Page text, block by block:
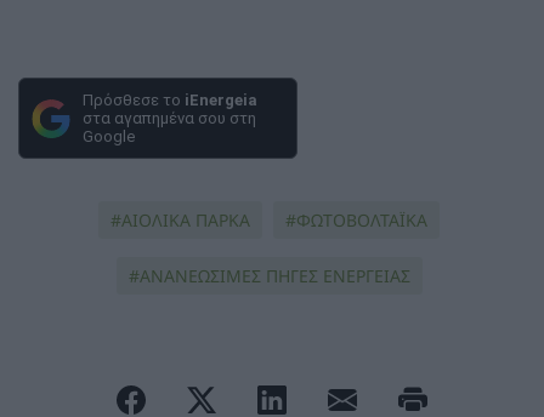
Πρόσθεσε το iEnergeia
στα αγαπημένα σου στη
Google
ΑΙΟΛΙΚΑ ΠΑΡΚΑ ΦΩΤΟΒΟΛΤΑΪΚΆ
ΑΝΑΝΕΩΣΙΜΕΣ ΠΗΓΕΣ ΕΝΕΡΓΕΙΑΣ